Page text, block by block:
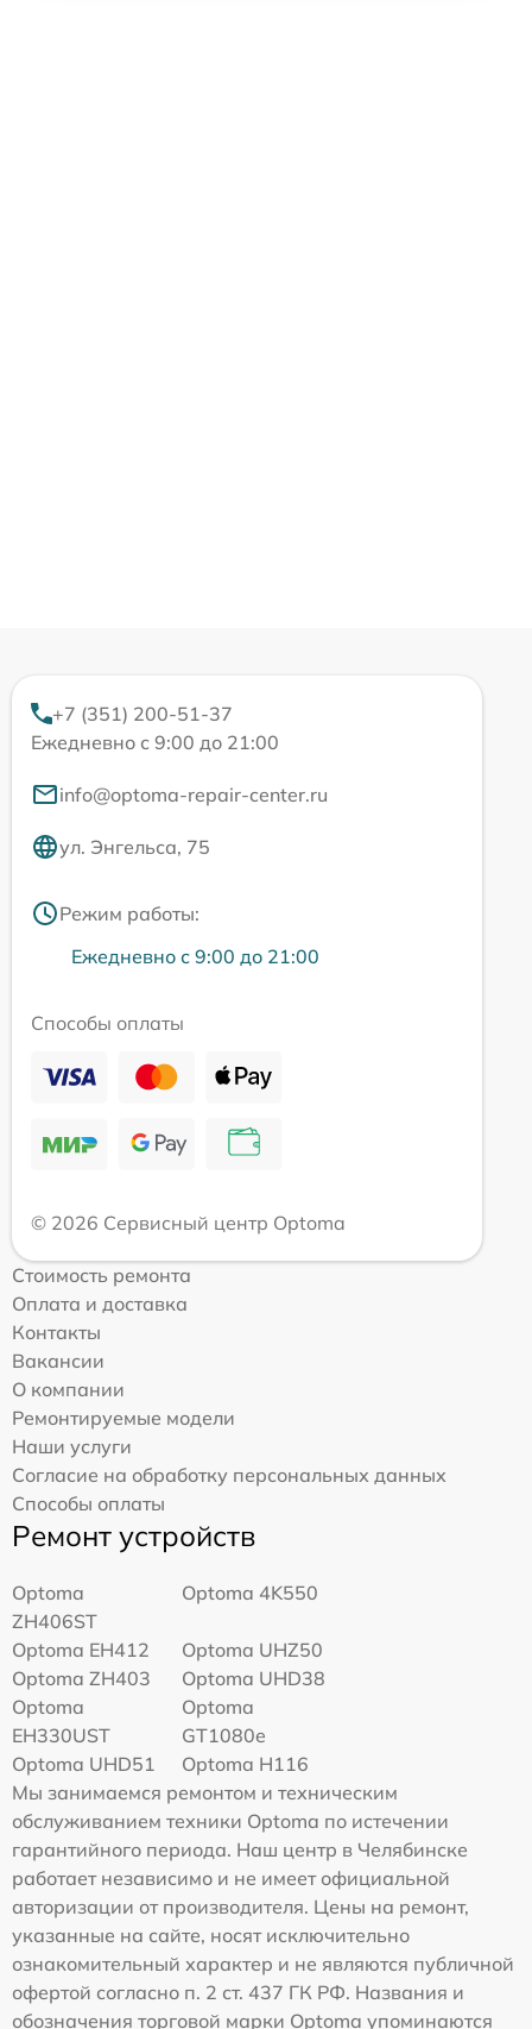
+7 (351) 200-51-37
Ежедневно с 9:00 до 21:00
info@optoma-repair-center.ru
ул. Энгельса, 75
Режим работы:
Ежедневно с 9:00 до 21:00
Способы оплаты
© 2026 Сервисный центр Optoma
Стоимость ремонта
Оплата и доставка
Контакты
Вакансии
О компании
Ремонтируемые модели
Наши услуги
Согласие на обработку персональных данных
Способы оплаты
Ремонт устройств
Optoma
ZH406ST
Optoma 4K550
Optoma EH412
Optoma UHZ50
Optoma ZH403
Optoma UHD38
Optoma
EH330UST
Optoma
GT1080e
Optoma UHD51
Optoma H116
Мы занимаемся ремонтом и техническим
обслуживанием техники Optoma по истечении
гарантийного периода. Наш центр в Челябинске
работает независимо и не имеет официальной
авторизации от производителя. Цены на ремонт,
указанные на сайте, носят исключительно
ознакомительный характер и не являются публичной
офертой согласно п. 2 ст. 437 ГК РФ. Названия и
обозначения торговой марки Optoma упоминаются